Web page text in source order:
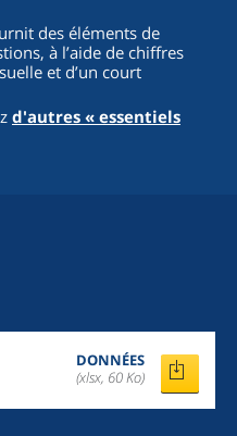
des éléments de
à l’aide de chiffres
et d’un court
d'autres « essentiels
DONNÉES
(xlsx, 60 Ko)